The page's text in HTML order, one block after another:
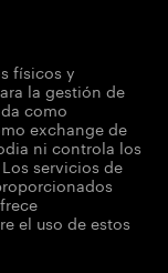
físicos y
la gestión de
como
exchange de
ni controla los
servicios de
el uso de estos